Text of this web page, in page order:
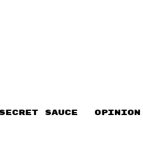
SAUCE​ OPINION